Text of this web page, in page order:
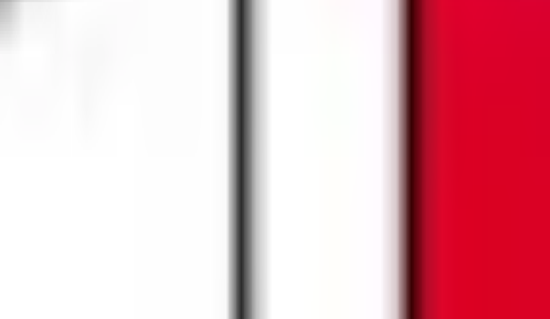
外科、胃腸科など幅広い領域を診療しています。 頭痛や風邪、腹
相談いただけます。 もともと専門である腹部の超音波検査や内視
いに治す外傷治療、皮下膿瘍や巻き爪などに対する外科治療など